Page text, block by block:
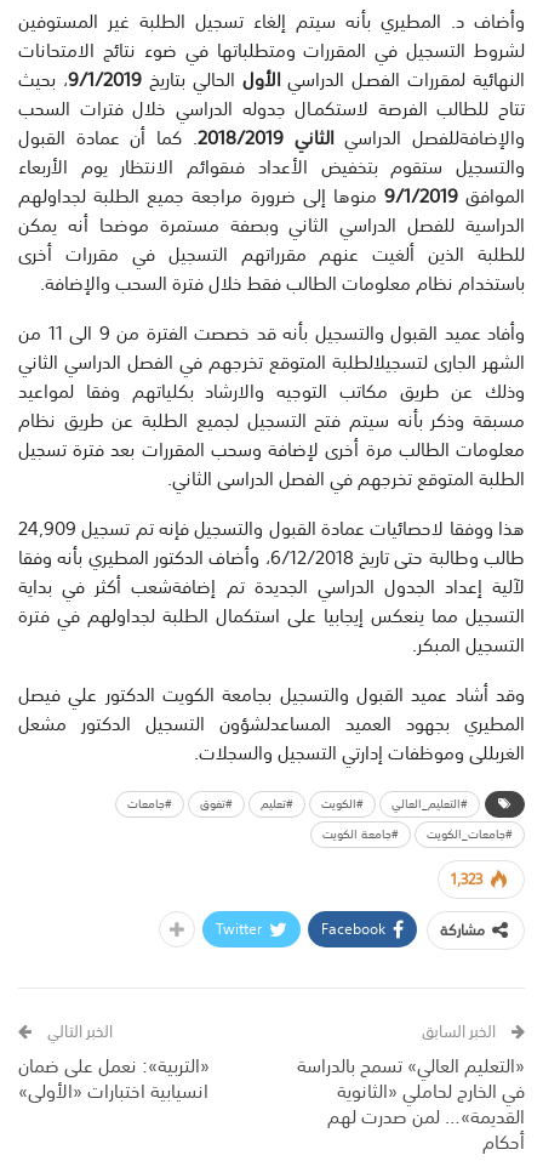
وأضاف د. المطيري بأنه سيتم إلغاء تسجيل الطلبة غير المستوفين
لشروط التسجيل في المقررات ومتطلباتها في ضوء نتائج الامتحانات
النهائية لمقررات الفصـل الدراسيالأول الحالي بتاريخ 9/1/2019 ، بحيث
تتاح للطالب الفرصة لاستكمـال جدوله الدراسي خلال فترات السحب
والإضافةللفصل الدراسي الثاني 2018/2019
. كما أن عمادة القبول
والتسجيل ستقوم بتخفيض العداد فىقوائم الانتظار يوم الأربعاء
الموافق
9/1/2019 منوها إلى ضرورة مراجعة جميع الطلبة لجداولهم
الدراسية للفصل الدراسي الثاني وبصفة مستمرة موضحا أنه يمكن
للطلبة الذين ألغيت عنهم مقرراتهم التسجيل في مقررات أخرى
باستخدامنظاممعلوماتالطالبفقطخلالفترةالسحبوالإضافة.
وأفاد عميد القبول والتسجيل بأنهقد خصصت الفترة من 9 الى 11 من
الشهر الجارىلتسجيللطلبة المتوقعتخرجهمفي الفصل الدراسي الثاني
وذلك عن طريق مكاتب التوجيه والارشاد بكلياتهم وفقا لمواعيد
مسبقة وذكر بأنه سيتم فتح التسجيل لجميع الطلبة عن طريق نظام
معلومات الطالب مرة أخرى لضافة وسحب المقررات بعدفترةتسجيل
الطلبةالمتوقعتخرجهمفيالفصلالدراسىالثاني.
هذا ووفقا لاحصائياتعمادةالقبول والتسجيلفإنهتمتسجيل24,909
طالبوطالبة حتىتاريخ 6/12/2018 ، وأضافالدكتور المطيري بأنهوفقا
لآلية إعداد الجدول الدراسي الجديدة تم إضافةشعب أكثر في بداية
التسجيل مما ينعكس إيجابيا على استكمال الطلبة لجداولهم في فترة
التسجيلالمبكر.
وقد أشاد عميد القبول والتسجيل بجامعة الكويت الدكتور علي فيصل
المطيري بجهود العميد المساعدلشؤون التسجيل الدكتور مشعل
الغربللىوموظفاتإدارتيالتسجيلوالسجلات.
#التعليم_العالي #الكويت #تعليم #تفوق
#جامعات
#جامعات_الكويت
#جامعة الكويت
1,323
مشاركة
Facebook
Twitter
الخبر السابق
«التعليم العالي» تسمح بالدراسة
في الخارج لحاملي «الثانوية
القديمة»… لمن صدرت لهم
أحكام
الخبر التالي
«التربية»: نعمل على ضمان
انسيابية اختبارات «الأولى»